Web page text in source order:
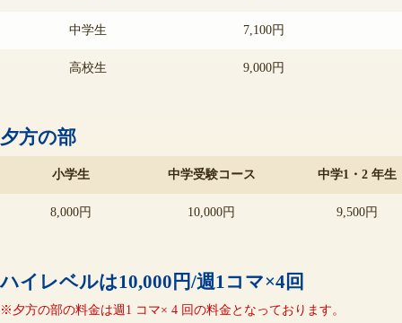
中学生 7,100円
高校生 9,000円
夕方の部
小学生 中学受験コース 中学1・2 年生
8,000円 10,000円 9,500円
ハイレベルは10,000円/週1コマ×4回
※夕方の部の料金は週1 コマ× 4 回の料金となっております。